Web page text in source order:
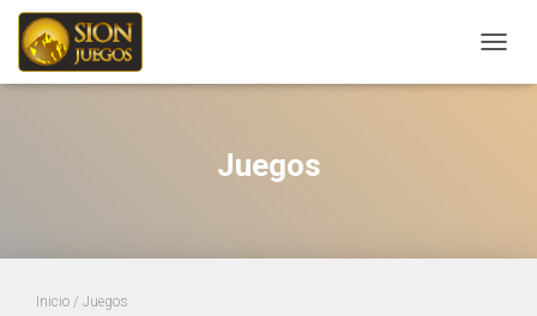
Juegos
Inicio / Juegos